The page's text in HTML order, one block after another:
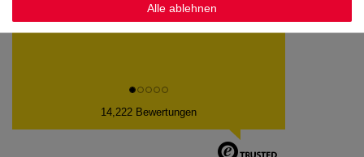
14,222 Bewertungen
Alle ablehnen